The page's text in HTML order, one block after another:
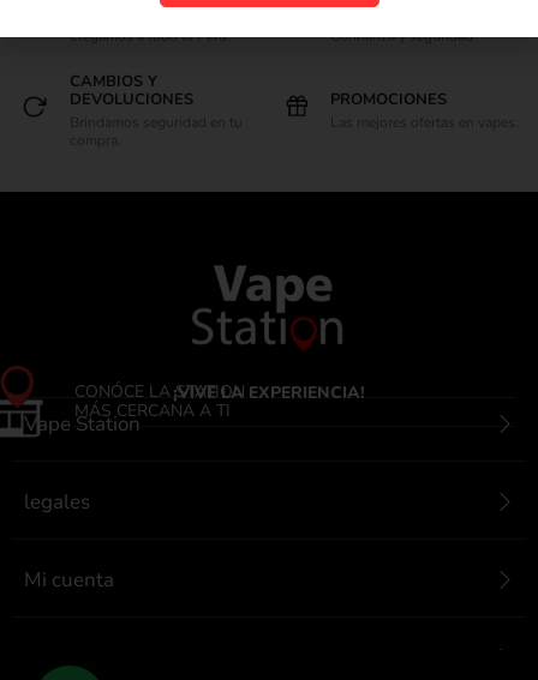
ENVIOS RÁPIDOS
Llegamos a todo el Perú.
COMPRAS SEGURAS
Confianza y seguridad
CAMBIOS Y
DEVOLUCIONES
Brindamos seguridad en tu
compra.
PROMOCIONES
Las mejores ofertas en vapes.
¡VIVE LA EXPERIENCIA!
CONÓCE LA STATION
MÁS CERCANA A TI
Vape Station
legales
Mi cuenta